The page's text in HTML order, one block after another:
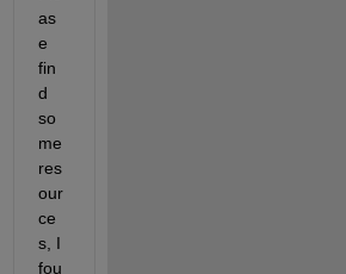
as
e
fin
d
so
me
res
our
ce
s, I
fou